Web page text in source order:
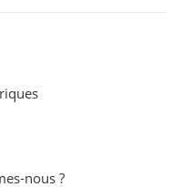
nous ?